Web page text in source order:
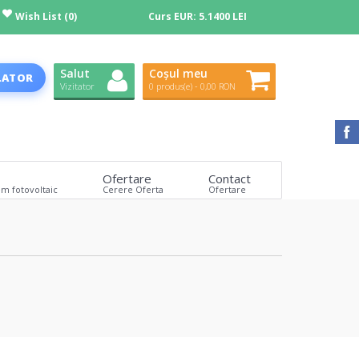
Wish List (0) Curs EUR: 5.1400 LEI
Salut
Vizitator
Coșul meu
0 produs(e) - 0,00 RON
fotovoltaic
Ofertare
Cerere Oferta
Contact
Ofertare